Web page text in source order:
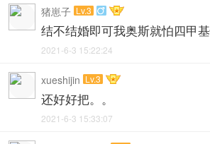
猪崽子 Lv.3 
结不结婚即可我奥斯就怕四甲
2021-6-3 15:22:24
xueshijin Lv.3
还好好把。。
2021-6-3 15:33:07